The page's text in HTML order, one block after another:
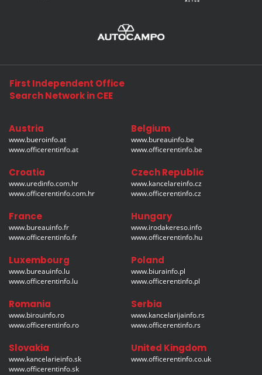
First Independent Office
Search Network in CEE
Austria
www.bueroinfo.at
www.officerentinfo.at
Belgium
www.bureauinfo.be
www.officerentinfo.be
Croatia
www.uredinfo.com.hr
www.officerentinfo.com.hr
Czech Republic
www.kancelareinfo.cz
www.officerentinfo.cz
France
www.bureauinfo.fr
www.officerentinfo.fr
Hungary
www.irodakereso.info
www.officerentinfo.hu
Luxembourg
www.bureauinfo.lu
www.officerentinfo.lu
Poland
www.biurainfo.pl
www.officerentinfo.pl
Romania
www.birouinfo.ro
www.officerentinfo.ro
Serbia
www.kancelarijainfo.rs
www.officerentinfo.rs
Slovakia
www.kancelarieinfo.sk
www.officerentinfo.sk
United Kingdom
www.officerentinfo.co.uk